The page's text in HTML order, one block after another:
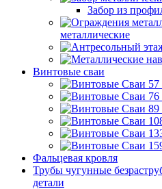
Забор из
металлические
Винтовые сваи
Фальцевая кровля
Трубы чугунные
детали